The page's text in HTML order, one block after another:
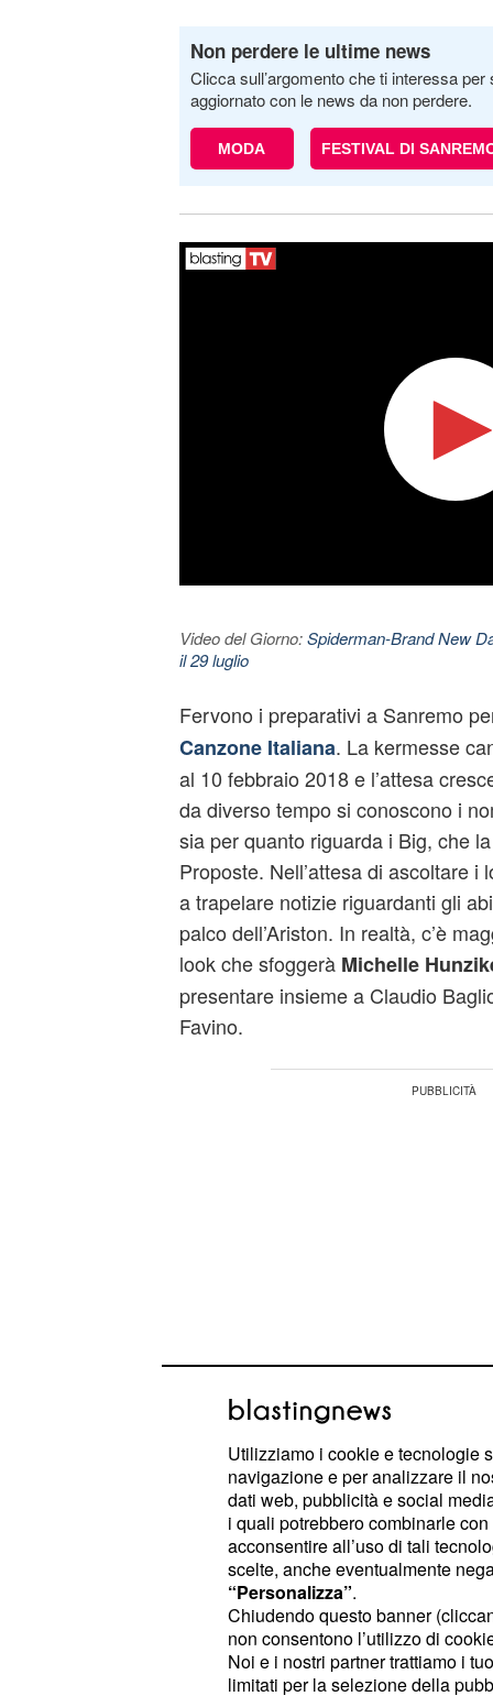
Non perdere le ultime news
Clicca sull’argomento che ti interessa
aggiornato con le news da non perdere.
MODA FESTIVAL DI
Video del Giorno:Spiderman-Brand New
il 29 luglio
Fervono i preparativi a Sanremo
Canzone Italiana. La kermesse
al 10 febbraio 2018 e l’attesa
da diverso tempo si conoscono i
sia per quanto riguarda i Big, che
Proposte. Nell’attesa di ascoltare i
a trapelare notizie riguardanti gli
palco dell’Ariston. In realtà, c’è
look che sfoggerà Michelle
presentare insieme a Claudio
Favino.
La conduttrice elvetica ha deciso
in Italy, svelando in anteprima a
che la vestiranno nel corso delle
Michelle Hunziker
solo Trussardi a
Michelle Hunziker in persona ha
Utilizziamo i cookie e tecnologie
navigazione e per analizzare il
dati web, pubblicità e social
i quali potrebbero combinarle
acconsentire all’uso di tali
scelte, anche eventualmente
“Personalizza”.
Chiudendo questo banner
non consentono l’utilizzo di
Noi e i nostri partner trattiamo i
limitati per la selezione della